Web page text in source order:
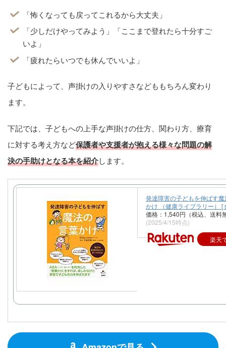
おすすめの声掛け
「怖くなっても戻ってこれるから大丈夫」
「少しだけやってみよう」「ここまで登れたら十分すご
「疲れたらいつでも休んでいいよ」
ます。
下記では、子どもへの上手な声掛けの仕方、関わり方、療育
に対する考え方など保護者や支援者が抱える様々な問題の解
決の手助けとなる本を紹介
発達障害の子どもを伸ばす
かけ （健康ライブラリー） [
価格：1,540円（税込、送料